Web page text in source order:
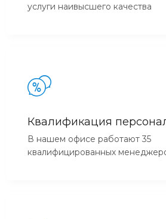
услуги наивысшего качества
Квалификация
В нашем офисе работают 35
квалифицированных